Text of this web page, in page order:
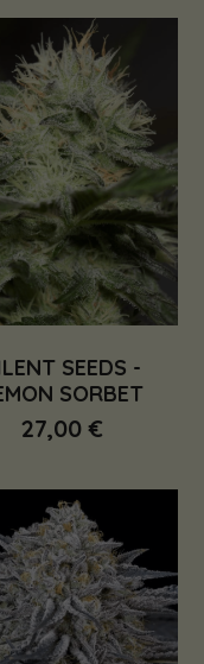
SEEDS -
SORBET
27,00 €